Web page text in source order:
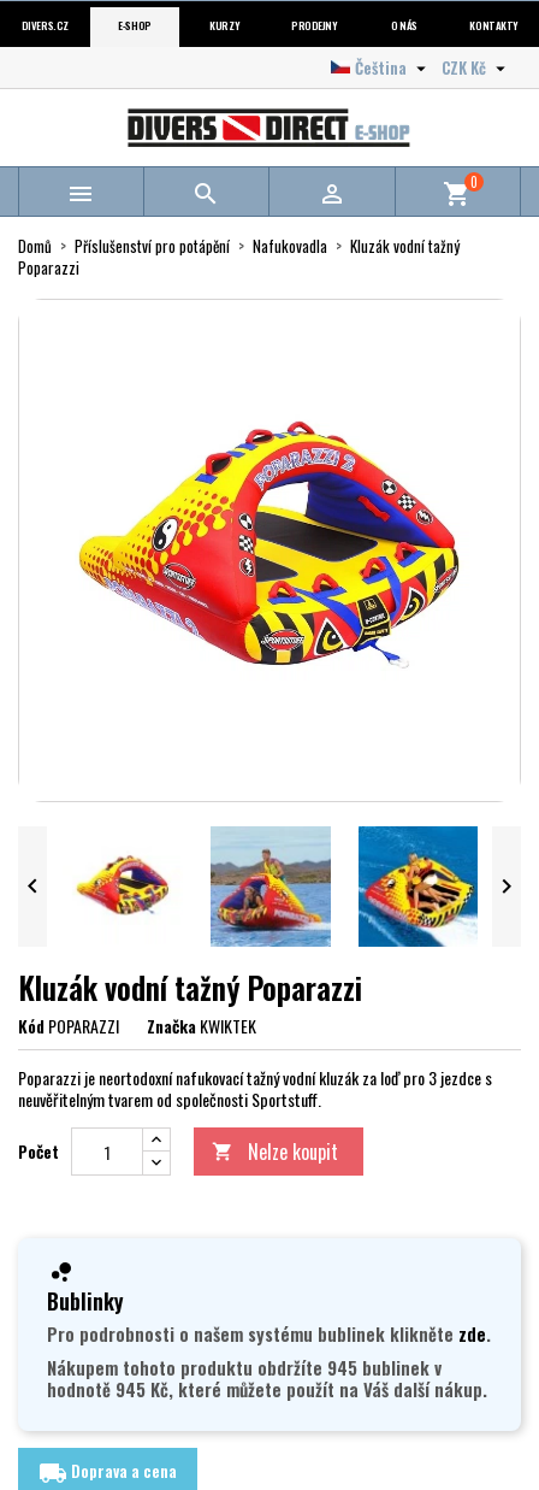
DIVERS.CZ E-SHOP KURZY PRODEJNY O NÁS KONTAKTY
CZK Kč 
Čeština 
   shopping_cart0
Domů Příslušenství pro potápění Nafukovadla
Kluzák vodní tažný
Poparazzi
 
Kluzák vodní tažný Poparazzi
KódPOPARAZZI ZnačkaKWIKTEK
Poparazzi je neortodoxní nafukovací tažný vodní kluzák za loď pro 3 jezdce s
neuvěřitelným tvarem od společnosti Sportstuff.
Počet  Nelze koupit
Bublinky
Pro podrobnosti o našem systému bublinek klikněte zde.
Nákupem tohoto produktu obdržíte 945 bublinek v
hodnotě 945 Kč, které můžete použít na Váš další nákup.
local_shipping Doprava a cena